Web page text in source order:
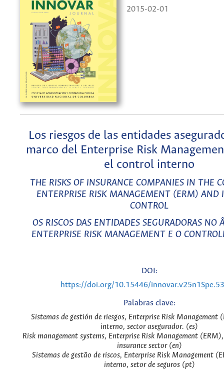
2015-02-01
Los riesgos de las entidades
marco del Enterprise Risk
el control interno
THE RISKS OF INSURANCE COMPANIES IN THE
ENTERPRISE RISK MANAGEMENT (ERM) AND
CONTROL
OS RISCOS DAS ENTIDADES SEGURADORAS NO
ENTERPRISE RISK MANAGEMENT E O
DOI:
https://doi.org/10.15446/
Palabras clave:
Sistemas de gestión de riesgos, Enterprise Risk Management
interno, sector asegurador. (es)
Risk management systems, Enterprise Risk Management
insurance sector (en)
Sistemas de gestão de riscos, Enterprise Risk Management
interno, setor de seguros (pt)